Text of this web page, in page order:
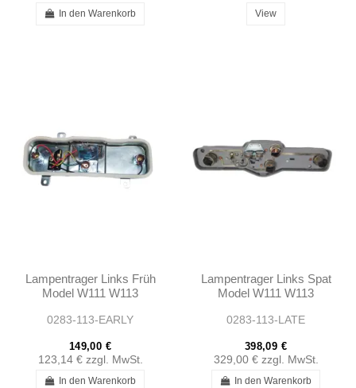
In den Warenkorb View
Lampentrager Links Früh
Model W111 W113
0283-113-EARLY
149,00 €
123,14 € zzgl. MwSt.
In den Warenkorb
Lampentrager Links Spat
Model W111 W113
0283-113-LATE
398,09 €
329,00 € zzgl. MwSt.
In den Warenkorb